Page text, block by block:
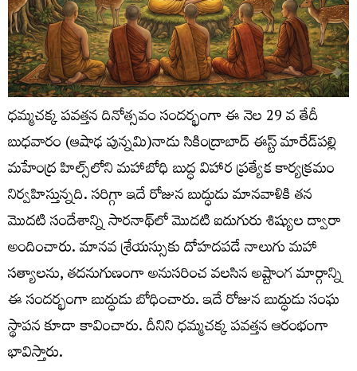
ధమ్మచక్క పవత్తన దినోత్సవం సందర్భంగా ఈ నెల 29 వ తేదీ
బుధవారం (ఆషాఢ పున్నమి)నాడు సికింద్రాబాద్ ఈస్ట్ మారేడ్‌పల్లి
మహేంద్ర హిల్స్‌లోని మహాబోధి బుద్ధ విహార ప్రత్యేక కార్యక్రమం
నిర్వహిస్తున్నది. సరిగ్గా ఇదే రోజున బుద్ధుడు మానవాళికి తన
మొదటి సందేశాన్ని సారనాథ్‌లో మొదటి ఐదుగురు శిష్యుల ద్వారా
అందించారు. మానవ శ్రేయస్సుకు దోహదపడే నాలుగు మహా
సత్యాలను, తదనుగుణంగా అనుసరించ వలసిన అష్టాంగ మార్గాన్ని
ఈ సందర్భంగా బుద్ధుడు బోధించారు. ఇదే రోజున బుద్ధుడు సంఘ
స్థాపన కూడా కావించారు. దీనిని ధమ్మచక్క పవత్తన ఆరంభంగా
భావిస్తారు.